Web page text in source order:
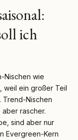
ich
Nischen wie
weil ein großer Teil
Trend-Nischen
rascher.
sind aber nur
Evergreen-Kern